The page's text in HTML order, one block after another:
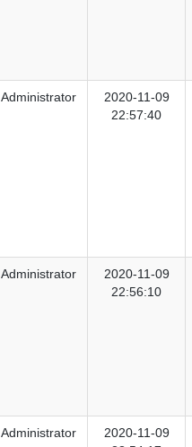
Administrator
2020-11-09
22:57:40
Administrator
2020-11-09
22:56:10
Administrator
2020-11-09